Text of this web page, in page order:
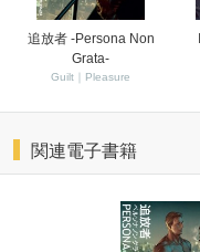
追放者 -Persona Non
Grata-
Guilt｜Pleasure
関連電子書籍